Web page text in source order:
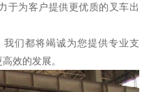
于为客户提供更优质的叉车出
们都将竭诚为您提供专业支
效的发展。